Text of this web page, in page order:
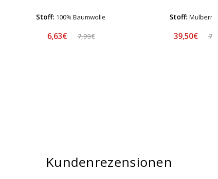
Stoff: 100% Baumwolle
6,63€ 7,99€
Stoff: Mulberry
39,50€
Kundenrezensionen